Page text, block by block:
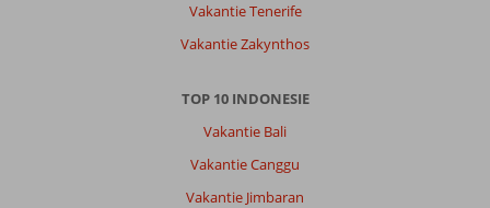
Vakantie Tenerife
Vakantie Zakynthos
TOP 10 INDONESIE
Vakantie Bali
Vakantie Canggu
Vakantie Jimbaran